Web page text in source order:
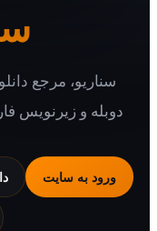
مرجع دانلود و
و زیرنویس فارسی،
به سایت دانلود اپ
کانال